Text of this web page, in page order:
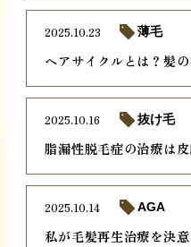
ヘアサイクルとは？髪
2025.10.23 薄毛
脂漏性脱毛症の治療は
2025.10.16 抜け毛
私が毛髪再生治療を決
2025.10.14 AGA